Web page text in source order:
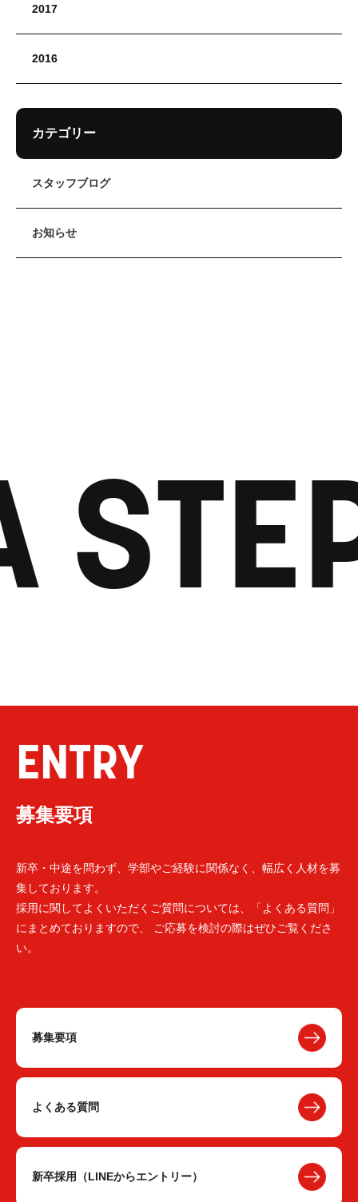
2017
2016
カテゴリー
スタッフブログ
お知らせ
ENTRY
募集要項
新卒・中途を問わず、学部やご経験に関係なく、幅広く人材を募
集しております。
採用に関してよくいただくご質問については、「よくある質問」
にまとめておりますので、 ご応募を検討の際はぜひご覧くださ
い。
募集要項
よくある質問
新卒採用（LINEからエントリー）